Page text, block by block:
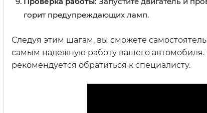
горит предупреждающих ламп.
Следуя этим шагам, вы сможете
самым надежную работу вашего автомобиля.
рекомендуется обратиться к специалисту.